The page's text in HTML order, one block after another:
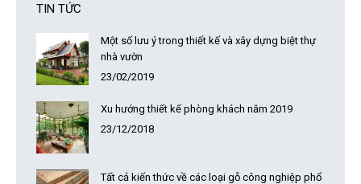
TIN TỨC
Một số lưu ý trong thiết kế và xây dựng biệt thự
nhà vườn
23/02/2019
Xu hướng thiết kế phòng khách năm 2019
23/12/2018
Tất cả kiến thức về các loại gỗ công nghiệp phổ